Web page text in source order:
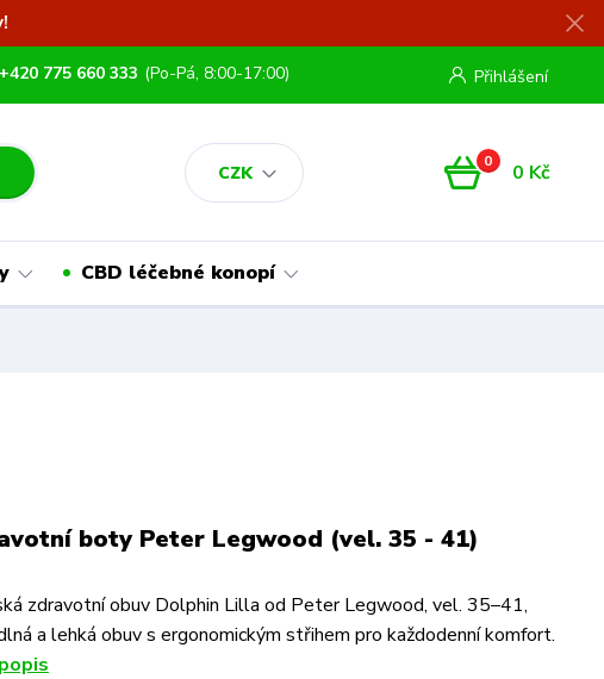
CZK
Přihlášení
+420 775 660 333 (Po-Pá, 8:00-17:00)
0 0 Kč
CBD léčebné konopí
boty Peter Legwood (vel. 35 - 41)
zdravotní obuv Dolphin Lilla od Peter Legwood, vel. 35–41,
a lehká obuv s ergonomickým střihem pro každodenní komfort.